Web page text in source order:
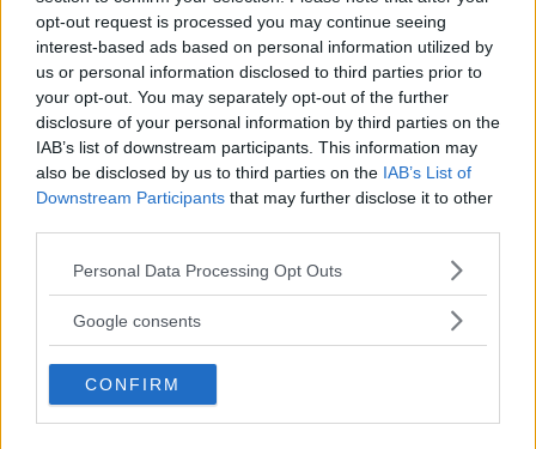
opt-out request is processed you may continue seeing
interest-based ads based on personal information utilized by
us or personal information disclosed to third parties prior to
your opt-out. You may separately opt-out of the further
disclosure of your personal information by third parties on the
IAB’s list of downstream participants. This information may
also be disclosed by us to third parties on the IAB’s List of
Downstream Participants that may further disclose it to other
Please note that this website/app uses one or more Google
not limited to your visit or usage behaviour. You may click to
use your data for below specified purposes in below Google
consent section.
Personal Data Processing Opt Outs
Google consents
CONFIRM
General Motors bjuder nu på en teaserbild av den nya
Hummersuven och i profil ser den i princip ut som den
Hummer H2 som byggdes mellan 2002 och 2009.
Det finns än så länge inte så många officiella uppgifter om
suv-versionen av det återupplivade Hummermärket, men
förmodligen blir drivlinan densamma som i
pickupversionen. Det innebär upp till tre elmotorer i den
starkaste versionen med totalt 1 000 hk. Versionen med
högsta räckviddssiffran ska klara knappt 60 mil på en
laddning enligt amerikanska EPA-körcykeln.
Eventuellt kan även
suv-versionen få det så kallade
”krabbläget”från pickupmodellen som innebär att bilen
kan kräla i sidled över tuff terräng.